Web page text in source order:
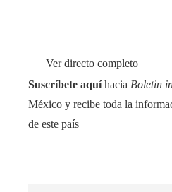
Ver directo completo
Suscríbete aquí hacia Boletin
México y recibe toda la
de este país